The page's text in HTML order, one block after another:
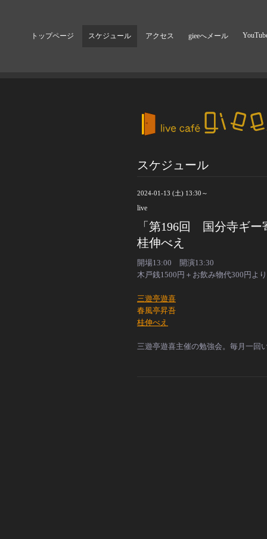
トップページ スケジュール アクセス gieeへメール
スケジュール
2024-01-13 (土) 13:30～
live
「第196回 国分寺ギ
桂伸べえ
開場13:00 開演13:30
木戸銭1500円＋お飲み物代300円より
三遊亭遊喜
春風亭昇吾
桂伸べえ
三遊亭遊喜主催の勉強会。毎月一回